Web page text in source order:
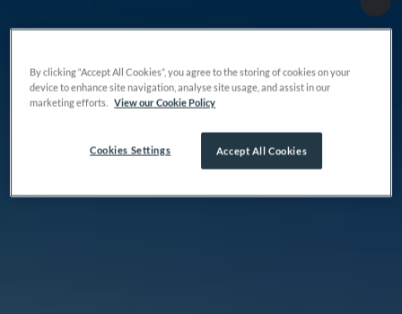
By clicking “Accept All Cookies”, you agree to the storing of cookies on your
device to enhance site navigation, analyse site usage, and assist in our
marketing efforts.
View our Cookie Policy
Accept All Cookies
Cookies Settings